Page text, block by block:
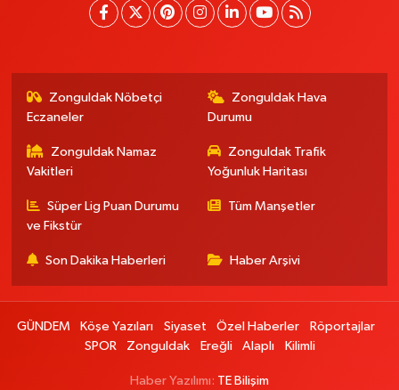
Zonguldak Nöbetçi
Eczaneler
Zonguldak Hava
Durumu
Zonguldak Namaz
Vakitleri
Zonguldak Trafik
Yoğunluk Haritası
Süper Lig Puan Durumu
ve Fikstür
Tüm Manşetler
Son Dakika Haberleri Haber Arşivi
GÜNDEM Köşe Yazıları Siyaset Özel Haberler
Röportajlar
SPOR
Zonguldak Ereğli Alaplı Kilimli
Haber Yazılımı: TE Bilişim